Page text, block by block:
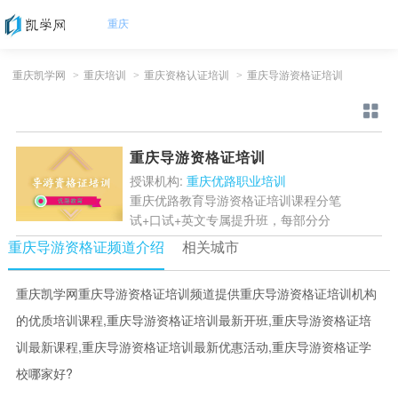
重庆
重庆凯学网 > 重庆培训 > 重庆资格认证培训 > 重庆导游资格证培训
重庆导游资格证培训
授课机构: 重庆优路职业培训
重庆优路教育导游资格证培训课程分笔
试+口试+英文专属提升班，每部分分
为不同班型，适合不同基础及需求的学
员，专业教师通过高清网课+互动直播
重庆导游资格证频道介绍 相关城市
重庆凯学网重庆导游资格证培训频道提供重庆导游资格证培训机构
的优质培训课程,重庆导游资格证培训最新开班,重庆导游资格证培
训最新课程,重庆导游资格证培训最新优惠活动,重庆导游资格证学
校哪家好?